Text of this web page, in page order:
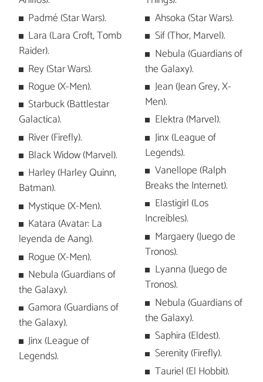
Padmé (Star Wars).
Lara (Lara Croft, Tomb
Raider).
Rey (Star Wars).
Rogue (X-Men).
Starbuck (Battlestar
Galactica).
River (Firefly).
Black Widow (Marvel).
Harley (Harley Quinn,
Batman).
Mystique (X-Men).
Katara (Avatar: La
leyenda de Aang).
Rogue (X-Men).
Nebula (Guardians of
the Galaxy).
Gamora (Guardians of
the Galaxy).
Jinx (League of
Legends).
Ahsoka (Star Wars).
Sif (Thor, Marvel).
Nebula (Guardians of
the Galaxy).
Jean (Jean Grey, X-
Men).
Elektra (Marvel).
Jinx (League of
Legends).
Vanellope (Ralph
Breaks the Internet).
Elastigirl (Los
Increíbles).
Margaery (Juego de
Tronos).
Lyanna (Juego de
Tronos).
Nebula (Guardians of
the Galaxy).
Saphira (Eldest).
Serenity (Firefly).
Tauriel (El Hobbit).